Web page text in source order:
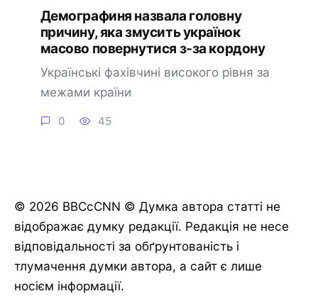
Демографиня назвала головну
причину, яка змусить українок
масово повернутися з-за кордону
Українські фахівчині високого рівня за
межами країни
0 45
© 2026 BBCcCNN © Думка автора статті не
відображає думку редакції. Редакція не несе
відповідальності за обґрунтованість і
тлумачення думки автора, а сайт є лише
носієм інформації.